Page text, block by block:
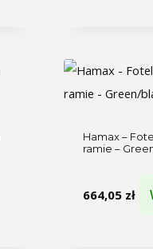
Hamax –
ramie –
664,05 zł